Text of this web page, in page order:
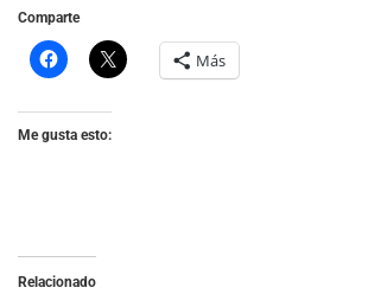
Comparte
Más
Me gusta esto:
Relacionado